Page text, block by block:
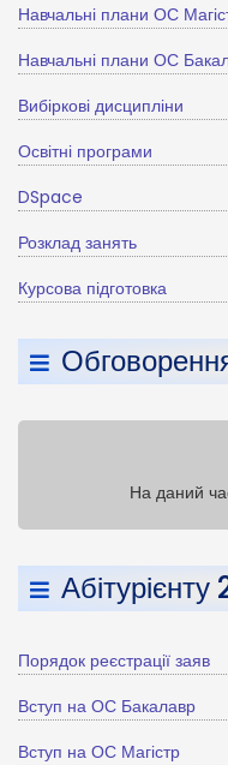
Навчальні плани ОС
Навчальні плани ОС
Вибіркові дисципліни
Освітні програми
DSpace
Розклад занять
Курсова підготовка
На даний
Порядок реєстрації заяв
Вступ на ОС Бакалавр
Вступ на ОС Магістр